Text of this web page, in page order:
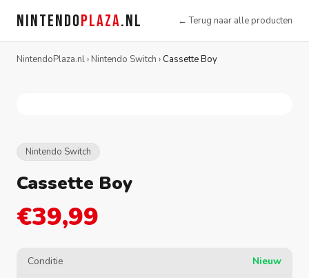
NINTENDOPLAZA.NL ← Terug naar alle producten
NintendoPlaza.nl› Nintendo Switch › Cassette Boy
Nintendo Switch
Cassette Boy
€39,99
Conditie Nieuw